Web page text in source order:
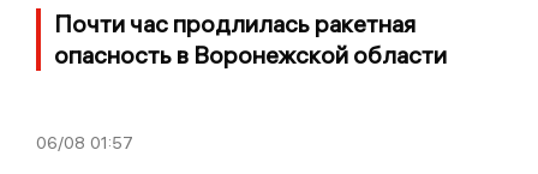
Почти час продлилась ракетная
опасность в Воронежской области
06/08 01:57